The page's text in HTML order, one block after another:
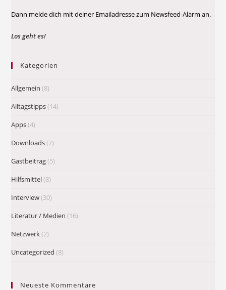
Dann melde dich mit deiner Emailadresse zum Newsfeed-Alarm an.
Los geht es!
Kategorien
Allgemein (8)
Alltagstipps(14)
Apps(4)
Downloads(7)
Gastbeitrag(5)
Hilfsmittel(8)
Interview(30)
Literatur / Medien (16)
Netzwerk(2)
Uncategorized (8)
Neueste Kommentare